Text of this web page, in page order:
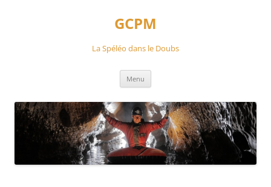
GCPM
La Spéléo dans le Doubs
Menu